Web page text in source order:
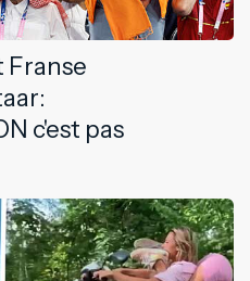
Franse
c'est pas